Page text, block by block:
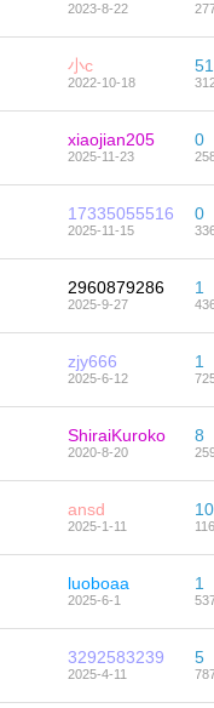
2023-8-22
小c
2022-10-18
51
xiaojian205
2025-11-23
0
17335055516
2025-11-15
0
2960879286
2025-9-27
1
zjy666
2025-6-12
1
ShiraiKuroko
2020-8-20
8
ansd
2025-1-11
10
luoboaa
2025-6-1
1
3292583239
2025-4-11
5